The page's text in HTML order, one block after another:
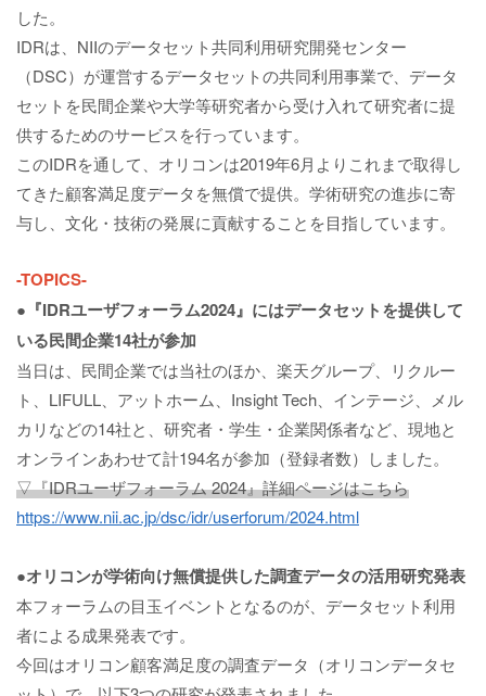
した。
IDRは、NIIのデータセット共同利用研究開発センター
（DSC）が運営するデータセットの共同利用事業で、データ
セットを民間企業や大学等研究者から受け入れて研究者に提
供するためのサービスを行っています。
このIDRを通して、オリコンは2019年6月よりこれまで取得し
てきた顧客満足度データを無償で提供。学術研究の進歩に寄
与し、文化・技術の発展に貢献することを目指しています。
-TOPICS-
● 『IDRユーザフォーラム2024』にはデータセットを提供して
いる民間企業14社が参加
当日は、民間企業では当社のほか、楽天グループ、リクルー
ト、LIFULL、アットホーム、Insight Tech、インテージ、メル
カリなどの14社と、研究者・学生・企業関係者など、現地と
オンラインあわせて計194名が参加（登録者数）しました。
▽『IDRユーザフォーラム 2024』詳細ページはこちら
https://www.nii.ac.jp/dsc/idr/userforum/2024.html
●オリコンが学術向け無償提供した調査データの活用研究発表
本フォーラムの目玉イベントとなるのが、データセット利用
者による成果発表です。
今回はオリコン顧客満足度の調査データ（オリコンデータセ